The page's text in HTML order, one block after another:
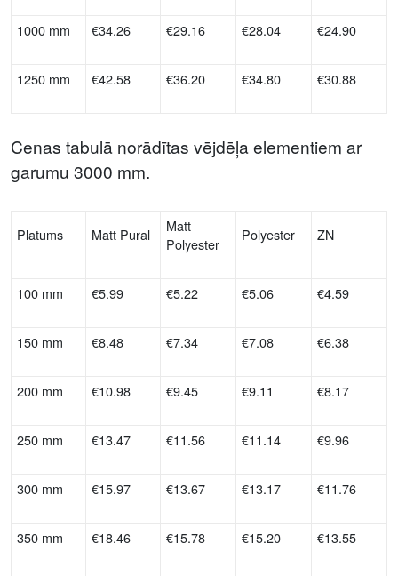
1000 mm €34.26 €29.16 €28.04 €24.90
1250 mm €42.58 €36.20 €34.80 €30.88
Cenas tabulā norādītas vējdēļa elementiem ar
garumu 3000 mm.
Platums Matt Pural
Matt
Polyester
Polyester ZN
100 mm €5.99 €5.22 €5.06 €4.59
150 mm €8.48 €7.34 €7.08 €6.38
200 mm €10.98 €9.45 €9.11 €8.17
250 mm €13.47 €11.56 €11.14 €9.96
300 mm €15.97 €13.67 €13.17 €11.76
350 mm €18.46 €15.78 €15.20 €13.55